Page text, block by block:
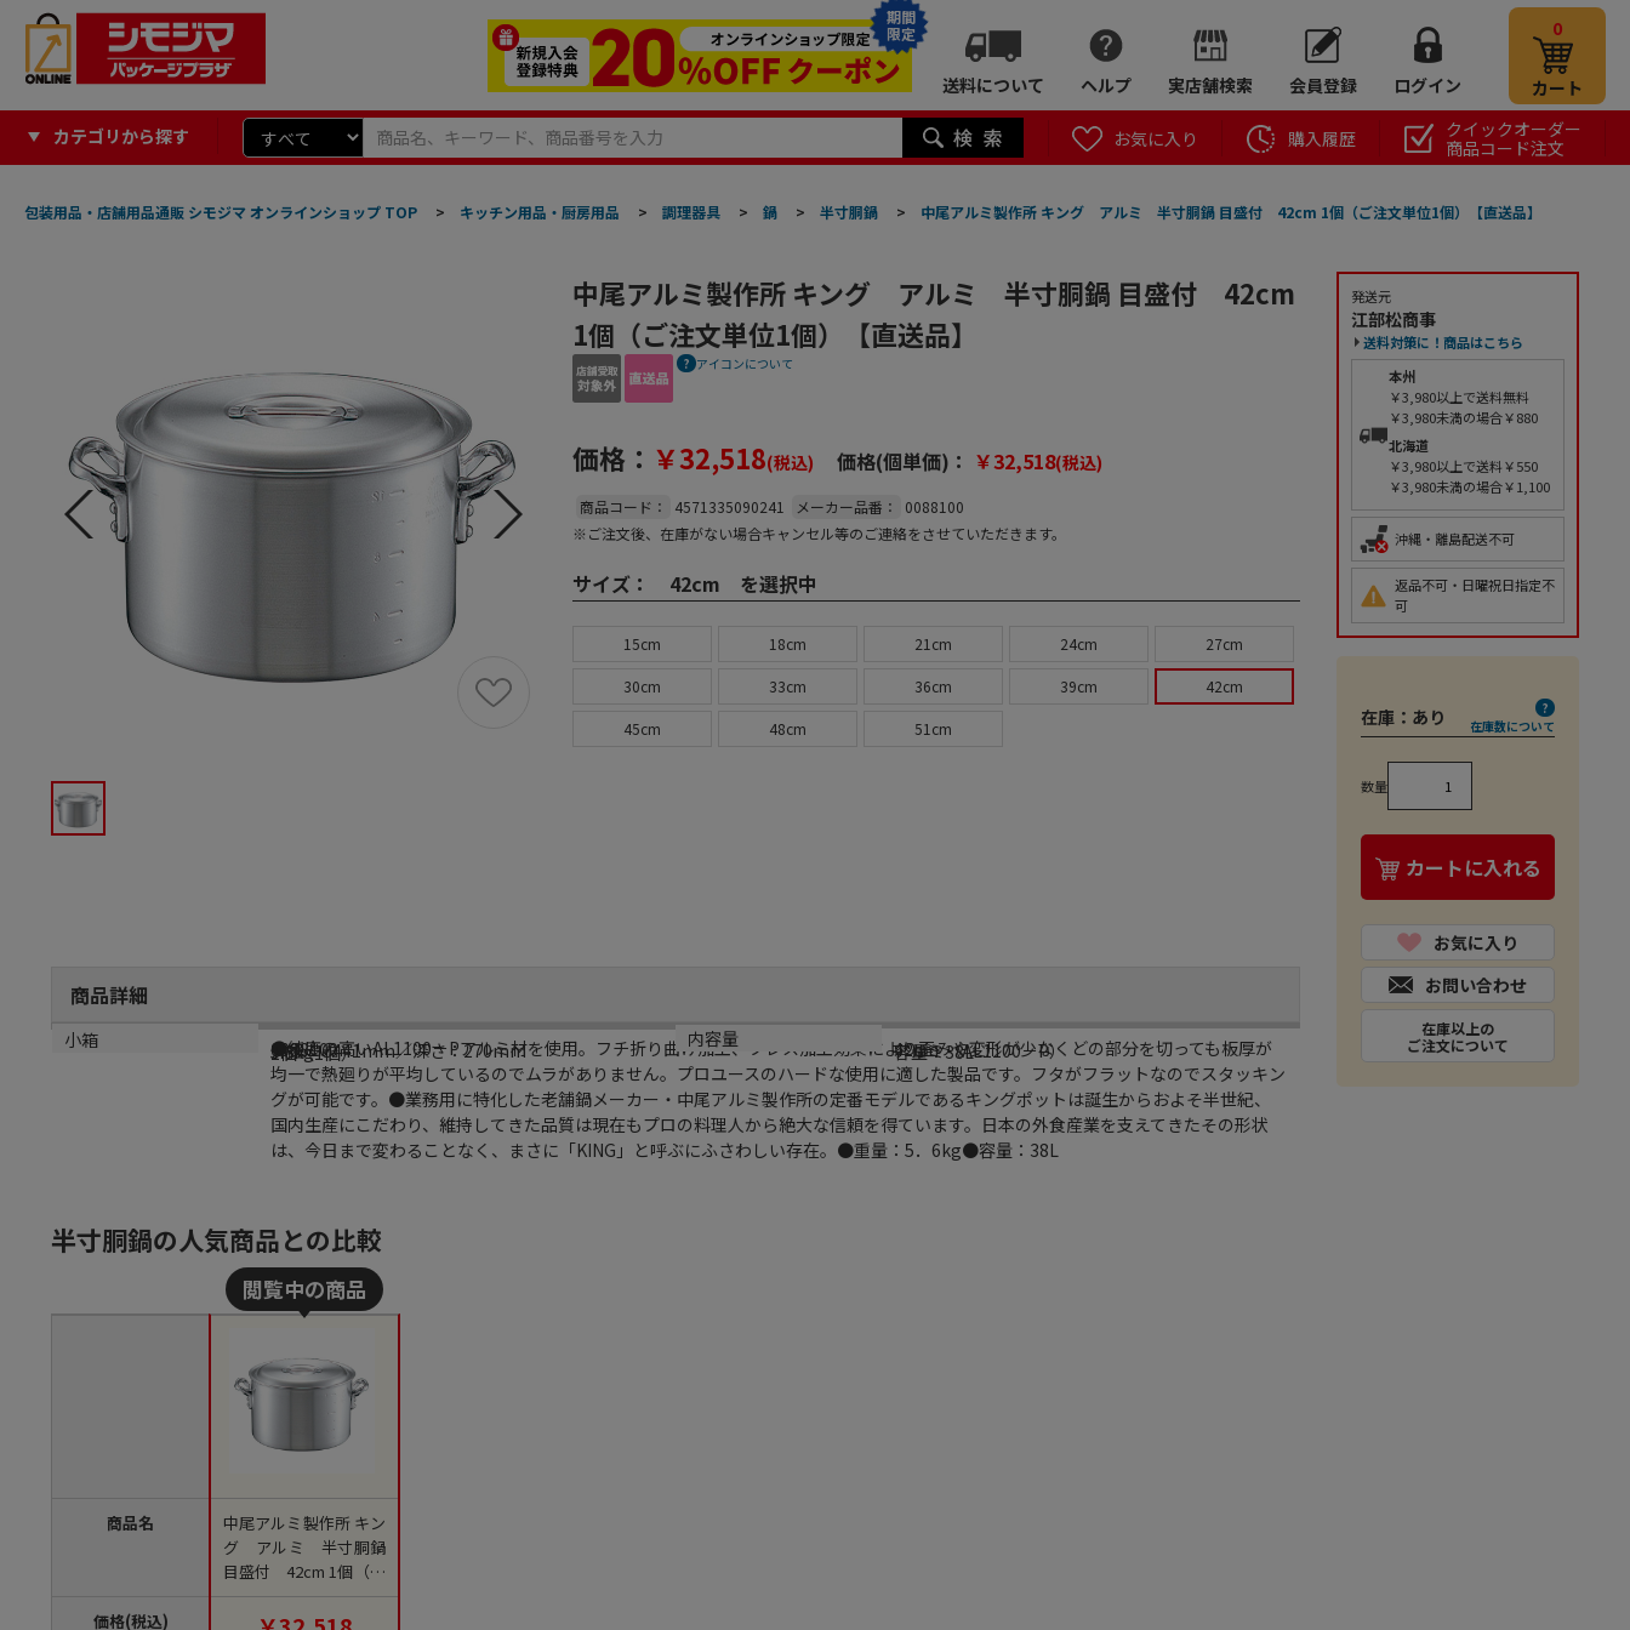
期間
限定
送料について ヘルプ 実店舗検索 会員登録 ログイン
0
カート
カテゴリから探す お気に入り 購入履歴
クイックオーダー
商品コード注文
包装用品・店舗用品通販 シモジマ オンラインショップ TOP > キッチン用品・厨房用品 > 調理器具 > 鍋 > 半寸胴鍋 > 中尾アルミ製作所 キング アルミ 半寸胴鍋 目盛付 42cm 1個（ご注文単位1個）【直送品】
中尾アルミ製作所 キング アルミ 半寸胴鍋 目盛付 42cm
1個（ご注文単位1個）【直送品】
アイコンについて
価格： ￥32,518(税込) 価格(個単価)： ￥32,518(税込)
商品コード： 4571335090241 メーカー品番：
0088100
※ご注文後、在庫がない場合キャンセル等のご連絡をさせていただきます。
サイズ： 42cm を選択中
15cm 18cm 21cm 24cm 27cm
30cm 33cm 36cm 39cm 42cm
45cm 48cm 51cm
商品詳細
商品説明
●純度の高いAL1100－Pアルミ材を使用。フチ折り曲げ加工、プレス加工効果により歪みや変形が少なくどの部分を切っても板厚が
均一で熱廻りが平均しているのでムラがありません。プロユースのハードな使用に適した製品です。フタがフラットなのでスタッキン
グが可能です。●業務用に特化した老舗鍋メーカー・中尾アルミ製作所の定番モデルであるキングポットは誕生からおよそ半世紀、
国内生産にこだわり、維持してきた品質は現在もプロの料理人から絶大な信頼を得ています。日本の外食産業を支えてきたその形状
は、今日まで変わることなく、まさに「KING」と呼ぶにふさわしい存在。●重量：5．6kg●容量：38L
メーカー品番
0088100
規格
42cm
サイズ
外径：φ441mm／深さ：270mm
材質
アルミ（AL1100－P）
重量
5.6kg
内容量
容量：38L
小箱
1個（1個）
発送元
江部松商事
送料対策に！商品はこちら
本州
￥3,980以上で送料無料
￥3,980未満の場合￥880
北海道
￥3,980以上で送料￥550
￥3,980未満の場合￥1,100
沖縄・離島配送不可
返品不可・日曜祝日指定不
可
在庫： あり 在庫数について
数量
カートに入れる
お気に入り
お問い合わせ
在庫以上の
ご注文について
半寸胴鍋の人気商品との比較
商品名
価格(税込)
中尾アルミ製作所 キン
グ アルミ 半寸胴鍋
目盛付 42cm 1個（ご
注文単位1個）【直送